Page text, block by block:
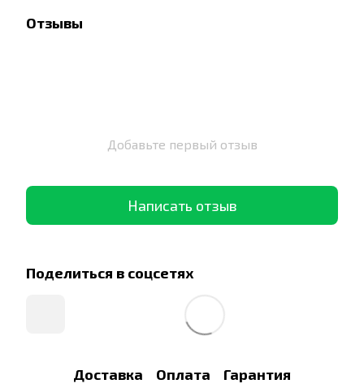
Отзывы
Добавьте первый отзыв
Написать отзыв
Поделиться в соцсетях
Доставка Оплата Гарантия